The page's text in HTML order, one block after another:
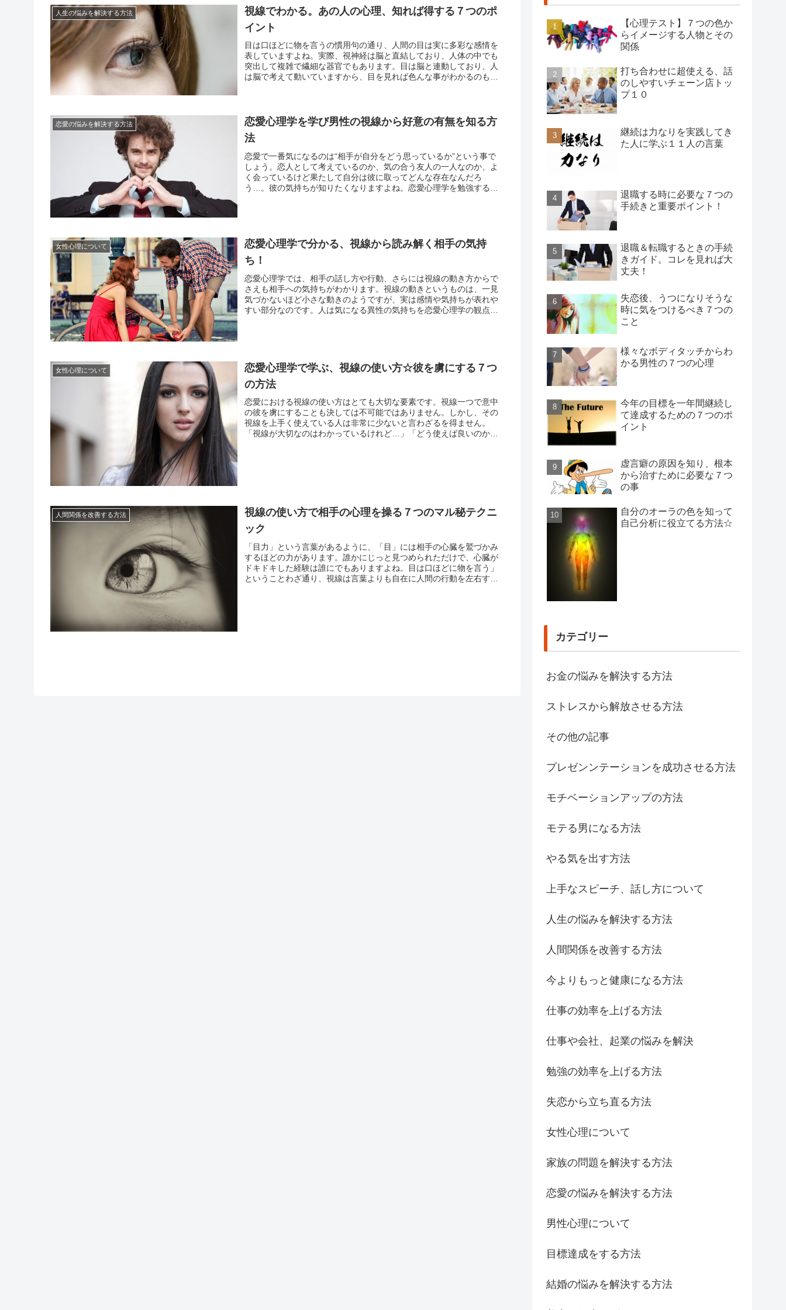
人生の悩みを解決する方法
視線でわかる。あの人の心理、知れば得する７つのポ
イント
目は口ほどに物を言うの慣用句の通り、人間の目は実に多彩な感情を
表していますよね。実際、視神経は脳と直結しており、人体の中でも
突出して複雑で繊細な器官でもあります。目は脳と連動しており、人
は脳で考えて動いていますから、目を見れば色んな事がわかるのも当
恋愛の悩みを解決する方法
恋愛心理学を学び男性の視線から好意の有無を知る方
法
恋愛で一番気になるのは“相手が自分をどう思っているか”という事で
しょう。恋人として考えているのか、気の合う友人の一人なのか、よ
く会っているけど果たして自分は彼に取ってどんな存在なんだろ
う…。彼の気持ちが知りたくなりますよね。恋愛心理学を勉強する
女性心理について
恋愛心理学で分かる、視線から読み解く相手の気持
ち！
恋愛心理学では、相手の話し方や行動、さらには視線の動き方からで
さえも相手への気持ちがわかります。視線の動きというものは、一見
気づかないほど小さな動きのようですが、実は感情や気持ちが表れや
すい部分なのです。人は気になる異性の気持ちを恋愛心理学の観点か
女性心理について
恋愛心理学で学ぶ、視線の使い方☆彼を虜にする７つ
の方法
恋愛における視線の使い方はとても大切な要素です。視線一つで意中
の彼を虜にすることも決しては不可能ではありません。しかし、その
視線を上手く使えている人は非常に少ないと言わざるを得ません。
「視線が大切なのはわかっているけれど…」「どう使えば良いのか、
人間関係を改善する方法
視線の使い方で相手の心理を操る７つのマル秘テクニ
ック
「目力」という言葉があるように、「目」には相手の心臓を鷲づかみ
するほどの力があります。誰かにじっと見つめられただけで、心臓が
ドキドキした経験は誰にでもありますよね。目は口ほどに物を言う」
ということわざ通り、視線は言葉よりも自在に人間の行動を左右する
【心理テスト】７つの色か
らイメージする人物とその
関係
打ち合わせに超使える、話
のしやすいチェーン店トッ
プ１０
継続は力なりを実践してき
た人に学ぶ１１人の言葉
退職する時に必要な７つの
手続きと重要ポイント！
退職＆転職するときの手続
きガイド。コレを見れば大
丈夫！
失恋後、うつになりそうな
時に気をつけるべき７つの
こと
様々なボディタッチからわ
かる男性の７つの心理
今年の目標を一年間継続し
て達成するための７つのポ
イント
虚言癖の原因を知り、根本
から治すために必要な７つ
の事
自分のオーラの色を知って
自己分析に役立てる方法☆
カテゴリー
お金の悩みを解決する方法
ストレスから解放させる方法
その他の記事
プレゼンンテーションを成功させる方法
モチベーションアップの方法
モテる男になる方法
やる気を出す方法
上手なスピーチ、話し方について
人生の悩みを解決する方法
人間関係を改善する方法
今よりもっと健康になる方法
仕事の効率を上げる方法
仕事や会社、起業の悩みを解決
勉強の効率を上げる方法
失恋から立ち直る方法
女性心理について
家族の問題を解決する方法
恋愛の悩みを解決する方法
男性心理について
目標達成をする方法
結婚の悩みを解決する方法